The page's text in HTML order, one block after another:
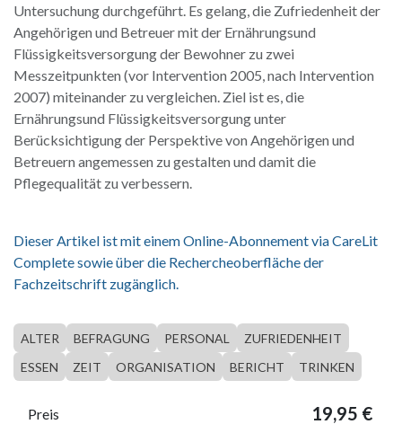
Untersuchung durchgeführt. Es gelang, die Zufriedenheit der
Angehörigen und Betreuer mit der Ernährungsund
Flüssigkeitsversorgung der Bewohner zu zwei
Messzeitpunkten (vor Intervention 2005, nach Intervention
2007) miteinander zu vergleichen. Ziel ist es, die
Ernährungsund Flüssigkeitsversorgung unter
Berücksichtigung der Perspektive von Angehörigen und
Betreuern angemessen zu gestalten und damit die
Pflegequalität zu verbessern.
Dieser Artikel ist mit einem Online-Abonnement via CareLit
Complete sowie über die Rechercheoberfläche der
Fachzeitschrift zugänglich.
ALTER BEFRAGUNG PERSONAL
ZUFRIEDENHEIT
ESSEN
ZEIT ORGANISATION BERICHT TRINKEN
Preis 19,95 €